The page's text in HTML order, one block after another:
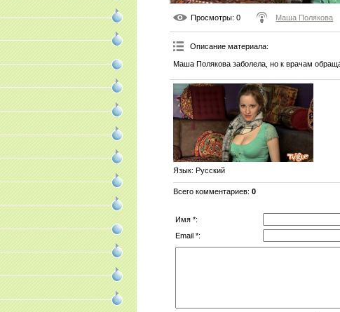
Просмотры: 0 Маша Полякова
Описание материала:
Маша Полякова заболела, но к врачам
Язык: Русский
Всего комментариев:0
Имя *:
Email *: